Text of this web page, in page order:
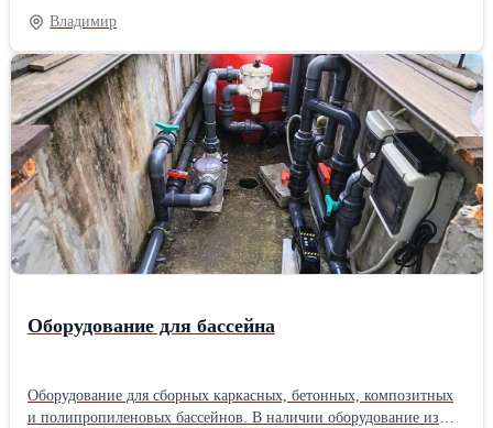
механизм (путевой выключатель, а не кнопка) с плавным
пуском. Профессиональный дорогой электродвигатель и соосный
редуктор (не дешёвый червячный), мощный прожектор 70Вт,
диски в наличии. Питание 220в, 1,1кВт. Производство более 11
лет для торговых сетей под разными брендами. Затирочные
машины такого уровня стоят от 100т.р. В комплекте паспорт,
гарантийный талон, фанерный ящик для перевозки. Модель
ДУГА - М1 Привод - Электрический, 220В Назначение - Для
полусухой стяжки Масса, кг - 40 Потребляемая мощность, кВт -
1,1 Диаметр обрабатываемой поверхности, мм - 610 Диск - D600
(605)мм Тип крепления диска - 4 шпильки Прожектор - 70 Вт
Упаковка - Фанерно-деревянный ящик Габариты в упаковке -
69х64х58см
Владимир
Оборудование для бассейна
Оборудование для сборных каркасных, бетонных, композитных
и полипропиленовых бассейнов. В наличии оборудование из